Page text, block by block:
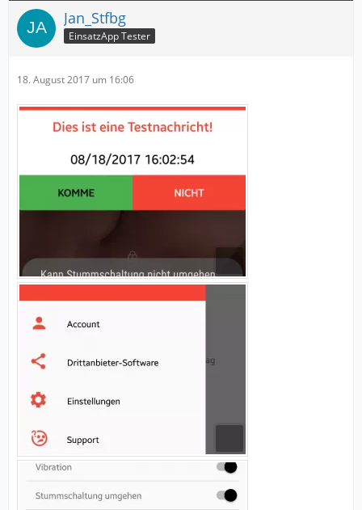
Jan_Stfbg
EinsatzApp Tester
18. August 2017 um 16:06